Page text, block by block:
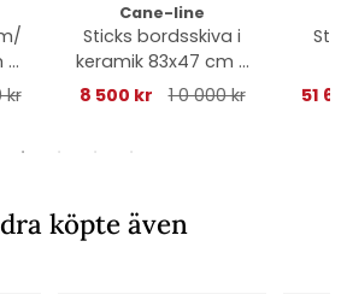
-
kr
Cane-line
Sticks bordsskiva i
keramik 83x47 cm -
multi colour
8 500 kr 1 0 000 kr 51
köpte även